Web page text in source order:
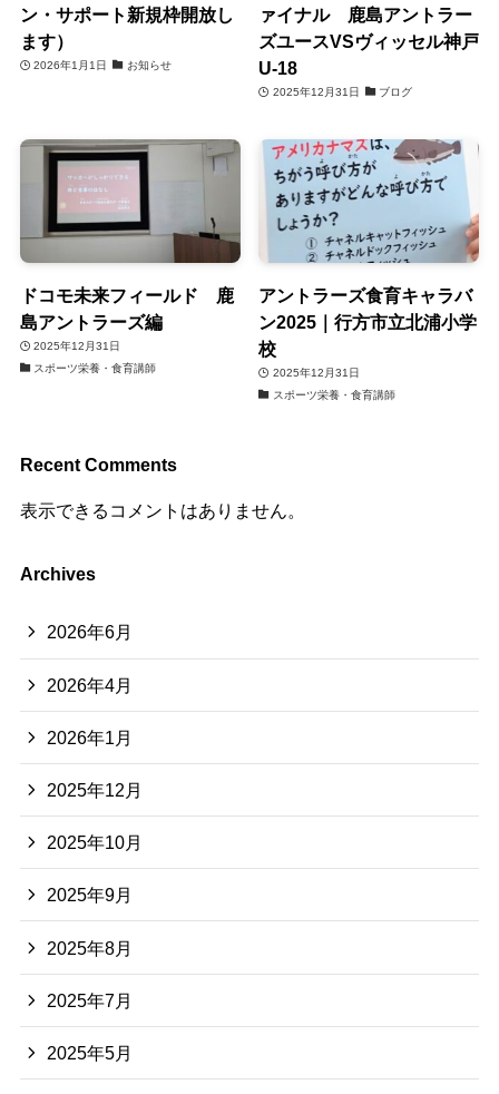
ン・サポート新規枠開放し
ます）
2026年1月1日 お知らせ
ァイナル 鹿島アントラー
ズユースVSヴィッセル神戸
U-18
2025年12月31日 ブログ
ドコモ未来フィールド 鹿
島アントラーズ編
2025年12月31日
スポーツ栄養・食育講師
アントラーズ食育キャラバ
ン2025｜行方市立北浦小学
校
2025年12月31日
スポーツ栄養・食育講師
Recent Comments
表示できるコメントはありません。
Archives
2026年6月
2026年4月
2026年1月
2025年12月
2025年10月
2025年9月
2025年8月
2025年7月
2025年5月